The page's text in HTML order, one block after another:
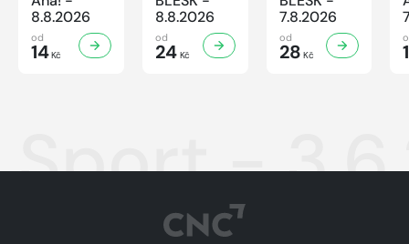
8.8.2026
od
14Kč
8.8.2026
od
24Kč
7.8.2026
od
28 Kč
Sport -